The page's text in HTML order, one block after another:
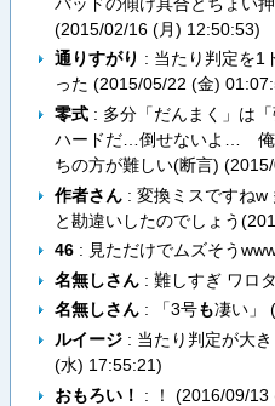
(2015/02/16 (月) 12:50:53)
通りすがり : 当たり判定を1
った (2015/05/22 (金)
零式: 多分「だんまく」は
ハードだ…倒せないよ… 俺
ちの方が難しい(断言) (
作者さん: 変換ミスですねw
と勘違いしたのでしょう(
46: 見ただけでムズそう
名無しさん: 難しすぎ ワロ
名無しさん: 「3号も凄い」 (
ルイージ: 当たり判定が大
(水) 17:55:21)
おもろい！
: ！ (2016/09/13